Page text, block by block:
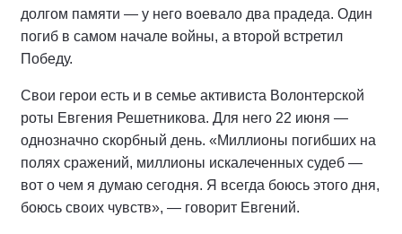
долгом памяти — у него воевало два прадеда. Один
погиб в самом начале войны, а второй встретил
Победу.
Свои герои есть и в семье активиста Волонтерской
роты Евгения Решетникова. Для него 22 июня —
однозначно скорбный день. «Миллионы погибших на
полях сражений, миллионы искалеченных судеб —
вот о чем я думаю сегодня. Я всегда боюсь этого дня,
боюсь своих чувств», — говорит Евгений.